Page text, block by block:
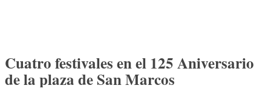
Cuatro festivales en el 125 Aniversario
de la plaza de San Marcos